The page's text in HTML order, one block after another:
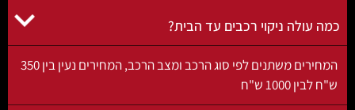
עולה ניקוי רכבים עד הבית?
המחירים משתנים לפי סוג הרכב ומצב הרכב, המחירים נעין בין 350
לבין 1000 ש"ח